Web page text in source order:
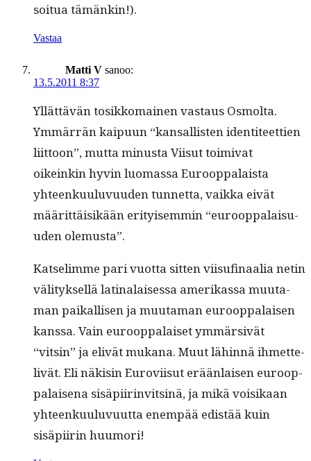
soitua tämänkin!).
Vastaa
Matti V sanoo:
13.5.2011 8:37
Yllät­tävän tosikko­mainen vas­taus Osmol­ta.
Ymmär­rän kaipu­un “kansal­lis­ten iden­ti­teet­tien
liit­toon”, mut­ta minus­ta Viisut toimi­vat
oikeinkin hyvin luo­mas­sa Euroop­palaista
yhteenku­u­lu­vu­u­den tun­net­ta, vaik­ka eivät
määrit­täisikään eri­tyisem­min “euroop­palaisu­
u­den olemusta”.
Kat­se­limme pari vuot­ta sit­ten viisu­fi­naalia netin
väl­i­tyk­sel­lä lati­nalaises­sa amerikas­sa muu­ta­
man paikallisen ja muu­ta­man euroop­palaisen
kanssa. Vain euroop­palaiset ymmär­sivät
“vitsin” ja eliv­ät mukana. Muut lähin­nä ihmette­
liv­ät. Eli näk­isin Eurovi­isut erään­laisen euroop­
palaise­na sisäpi­ir­in­vitsinä, ja mikä voisikaan
yhteenku­u­lu­vu­ut­ta enem­pää edis­tää kuin
sisäpi­irin huumori!